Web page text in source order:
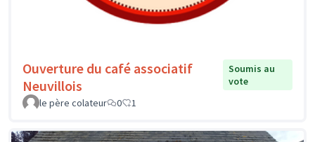
Ouverture du café associatif
Neuvillois
Soumis au
vote
le père colateur
0 1